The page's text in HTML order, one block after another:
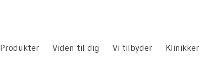
Produkter Viden til dig Vi tilbyder Klinikker